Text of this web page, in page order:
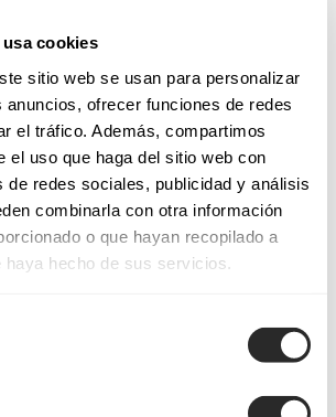
cookies
sitio web se usan para personalizar
anuncios, ofrecer funciones de redes
el tráfico. Además, compartimos
el uso que haga del sitio web con
de redes sociales, publicidad y análisis
combinarla con otra información
o que hayan recopilado a
hecho de sus servicios.
1UA6
1U67
1U95
1U35
1U74